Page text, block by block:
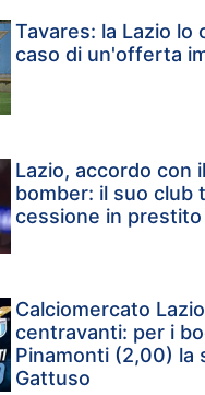
Tavares: la Lazio lo
caso di un'offerta
Lazio, accordo con
bomber: il suo club
cessione in
Calciomercato
centravanti: per i
Pinamonti (2,00) la
Gattuso